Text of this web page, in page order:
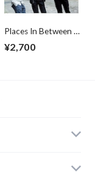
Places In Between /
Wiltgen
¥2,700